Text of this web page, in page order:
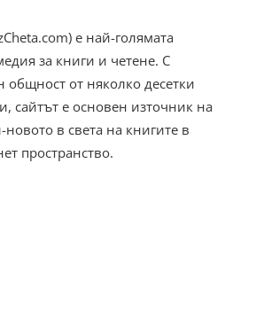
е най-голямата
за книги и четене. С
общност от няколко десетки
сайтът е основен източник на
в света на книгите в
пространство.